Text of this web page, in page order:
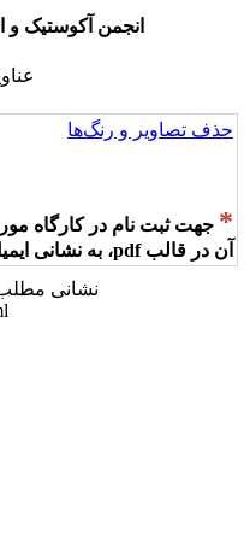
و ارتعاشات ایران-
عناوین کارگاه های آموزشی -
مورد نظر، فرم ثبت‌نام را
info
isav.ir
مطلب در وبگاه انجمن
find-1.115.171.fa.html